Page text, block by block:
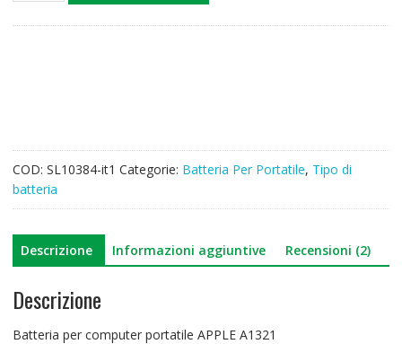
COD: SL10384-it1 Categorie: Batteria Per Portatile, Tipo di
batteria
Descrizione Informazioni aggiuntive Recensioni (2)
Descrizione
Batteria per computer portatile APPLE A1321